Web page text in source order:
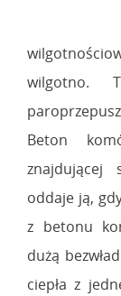
wilgotno.
Beton
znajdującej
oddaje ją,
z betonu
dużą
ciepła z